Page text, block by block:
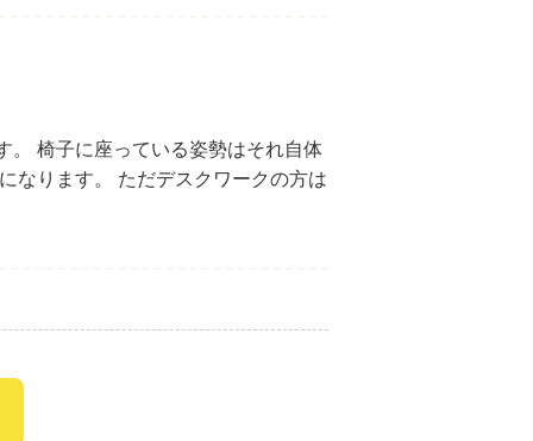
椅子に座っている姿勢はそれ自体
なります。 ただデスクワークの方は